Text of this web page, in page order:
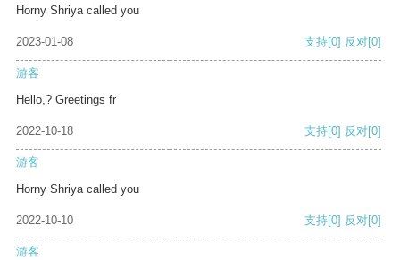
Horny Shriya called you
2023-01-08 支持[0] 反对[0]
游客
Hello,? Greetings fr
2022-10-18 支持[0] 反对[0]
游客
Horny Shriya called you
2022-10-10 支持[0] 反对[0]
游客